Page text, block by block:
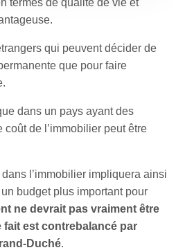
termes de qualité de vie et
qui peuvent décider de
que pour faire
dans un pays ayant des
de l’immobilier peut être
dans l’immobilier impliquera ainsi
budget plus important pour
ne devrait pas vraiment être
fait est contrebalancé par
Duché.